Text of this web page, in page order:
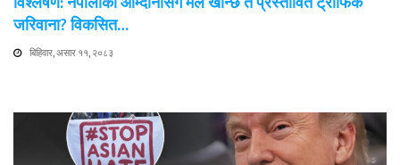
जरिवाना? विकसित…
बिहिवार, असार ११, २०८३